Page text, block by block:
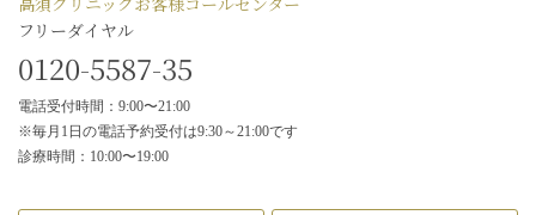
フリーダイヤル
0120-5587-35
電話受付時間：9:00〜21:00
※毎月1日の電話予約受付は9:30～21:00です
診療時間：10:00〜19:00